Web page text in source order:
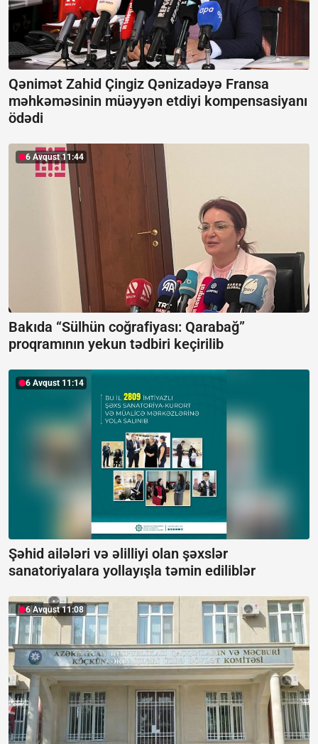
Qənimət Zahid Çingiz Qənizadəyə Fransa
məhkəməsinin müəyyən etdiyi kompensasiyanı
ödədi
6 Avqust 11:44
Bakıda “Sülhün coğrafiyası: Qarabağ”
proqramının yekun tədbiri keçirilib
6 Avqust 11:14
Şəhid ailələri və əlilliyi olan şəxslər
sanatoriyalara yollayışla təmin ediliblər
6 Avqust 11:08